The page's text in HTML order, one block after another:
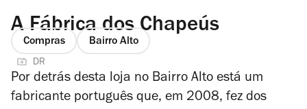
A Fábrica dos Chapeús
Compras Bairro Alto
DR
Por detrás desta loja no Bairro Alto está um
fabricante português que, em 2008, fez dos